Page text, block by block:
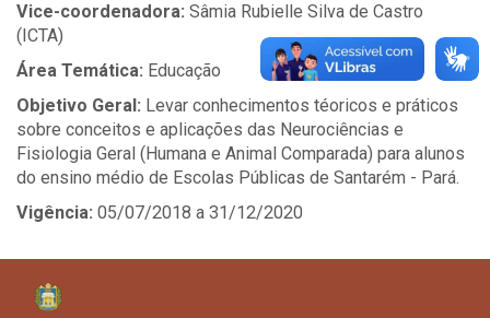
Vice-coordenadora: Sâmia Rubielle Silva de Castro
(ICTA)
Área Temática: Educação
Objetivo Geral: Levar conhecimentos téoricos e práticos
sobre conceitos e aplicações das Neurociências e
Fisiologia Geral (Humana e Animal Comparada) para alunos
do ensino médio de Escolas Públicas de Santarém - Pará.
Vigência: 05/07/2018 a 31/12/2020